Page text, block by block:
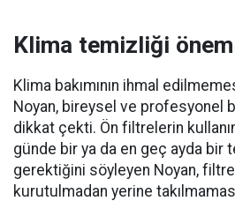
Klima temizliği
Klima bakımının ihmal
Noyan, bireysel ve profesyonel
dikkat çekti. Ön filtrelerin
günde bir ya da en geç ayda bir
gerektiğini söyleyen Noyan,
kurutulmadan yerine